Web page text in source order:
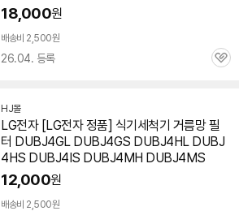
18,000원
배송비 2,500원
26.04. 등록
관
HJ몰네
이
버
페
LG전자 [LG전자 정품] 식기세척기 거름망 필
터 DUBJ4GL DUBJ4GS DUBJ4HL DUBJ
4HS DUBJ4IS DUBJ4MH DUBJ4MS
12,000원
배송비 2,500원